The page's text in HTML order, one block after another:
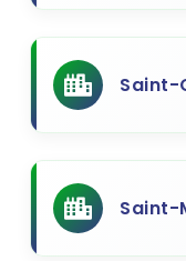
Saint-
Saint-